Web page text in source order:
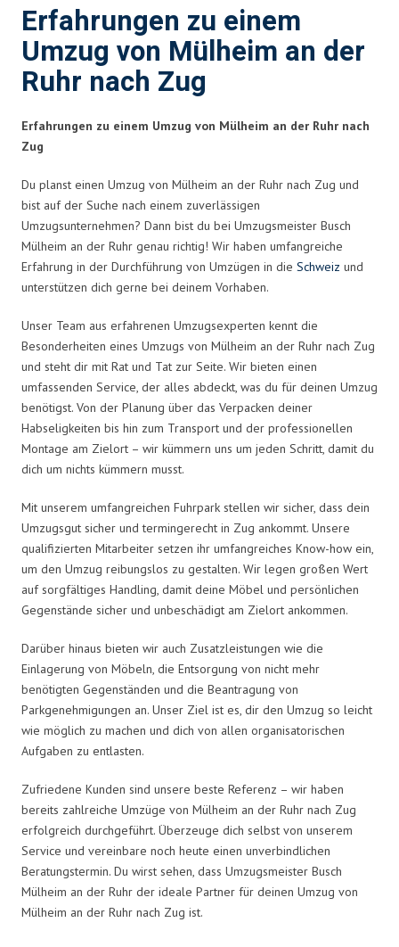
Erfahrungen zu einem
Umzug von Mülheim an der
Ruhr nach Zug
Erfahrungen zu einem Umzug von Mülheim an der Ruhr nach
Zug
Du planst einen Umzug von Mülheim an der Ruhr nach Zug und
bist auf der Suche nach einem zuverlässigen
Umzugsunternehmen? Dann bist du bei Umzugsmeister Busch
Mülheim an der Ruhr genau richtig! Wir haben umfangreiche
Erfahrung in der Durchführung von Umzügen in die Schweiz und
unterstützen dich gerne bei deinem Vorhaben.
Unser Team aus erfahrenen Umzugsexperten kennt die
Besonderheiten eines Umzugs von Mülheim an der Ruhr nach Zug
und steht dir mit Rat und Tat zur Seite. Wir bieten einen
umfassenden Service, der alles abdeckt, was du für deinen Umzug
benötigst. Von der Planung über das Verpacken deiner
Habseligkeiten bis hin zum Transport und der professionellen
Montage am Zielort – wir kümmern uns um jeden Schritt, damit du
dich um nichts kümmern musst.
Mit unserem umfangreichen Fuhrpark stellen wir sicher, dass dein
Umzugsgut sicher und termingerecht in Zug ankommt. Unsere
qualifizierten Mitarbeiter setzen ihr umfangreiches Know-how ein,
um den Umzug reibungslos zu gestalten. Wir legen großen Wert
auf sorgfältiges Handling, damit deine Möbel und persönlichen
Gegenstände sicher und unbeschädigt am Zielort ankommen.
Darüber hinaus bieten wir auch Zusatzleistungen wie die
Einlagerung von Möbeln, die Entsorgung von nicht mehr
benötigten Gegenständen und die Beantragung von
Parkgenehmigungen an. Unser Ziel ist es, dir den Umzug so leicht
wie möglich zu machen und dich von allen organisatorischen
Aufgaben zu entlasten.
Zufriedene Kunden sind unsere beste Referenz – wir haben
bereits zahlreiche Umzüge von Mülheim an der Ruhr nach Zug
erfolgreich durchgeführt. Überzeuge dich selbst von unserem
Service und vereinbare noch heute einen unverbindlichen
Beratungstermin. Du wirst sehen, dass Umzugsmeister Busch
Mülheim an der Ruhr der ideale Partner für deinen Umzug von
Mülheim an der Ruhr nach Zug ist.